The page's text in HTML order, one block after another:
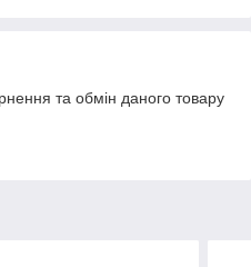
та обмін даного товару